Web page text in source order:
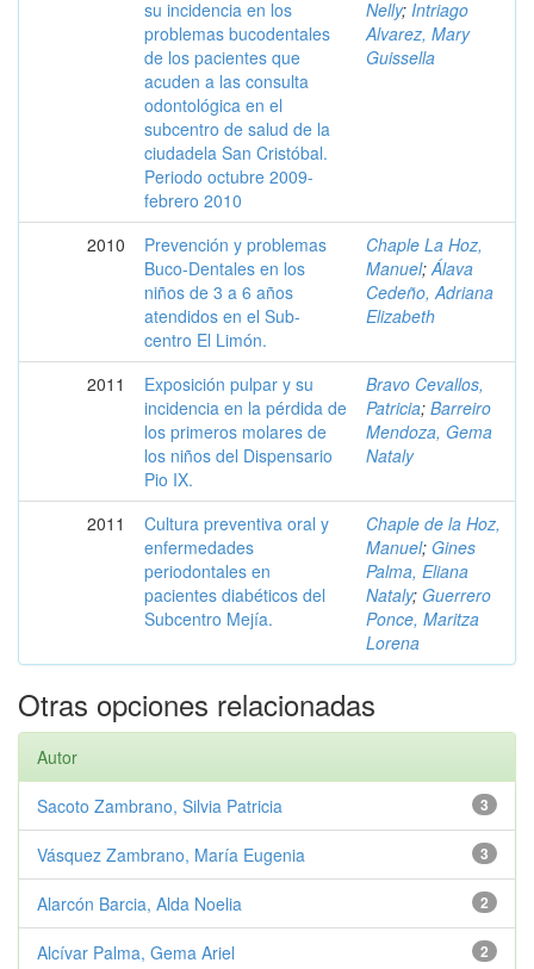
su incidencia en los
problemas bucodentales
de los pacientes que
acuden a las consulta
odontológica en el
subcentro de salud de la
ciudadela San Cristóbal.
Periodo octubre 2009-
febrero 2010
Nelly; Intriago
Alvarez, Mary
Guissella
2010
Prevención y problemas
Buco-Dentales en los
niños de 3 a 6 años
atendidos en el Sub-
centro El Limón.
Chaple La Hoz,
Manuel;Álava
Cedeño, Adriana
Elizabeth
2011
Exposición pulpar y su
incidencia en la pérdida de
los primeros molares de
los niños del Dispensario
Pio IX.
Bravo Cevallos,
Patricia; Barreiro
Mendoza, Gema
Nataly
2011
Cultura preventiva oral y
enfermedades
periodontales en
pacientes diabéticos del
Subcentro Mejía.
Chaple de la Hoz,
Manuel; Gines
Palma, Eliana
Nataly; Guerrero
Ponce, Maritza
Lorena
Otras opciones relacionadas
Autor
3
Sacoto Zambrano, Silvia Patricia
3
Vásquez Zambrano, María Eugenia
2
Alarcón Barcia, Alda Noelia
2
Alcívar Palma, Gema Ariel